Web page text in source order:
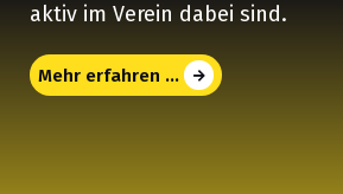
aktiv im Verein dabei sind.
Mehr erfahren ...